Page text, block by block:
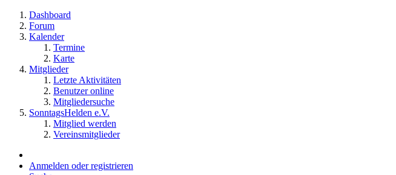
Dashboard
Forum
Kalender
Termine
Karte
Mitglieder
Letzte Aktivitäten
Benutzer online
Mitgliedersuche
SonntagsHelden e.V.
Mitglied werden
Vereinsmitglieder
Anmelden oder registrieren